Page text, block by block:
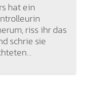
hat ein
riss ihr das
schrie sie